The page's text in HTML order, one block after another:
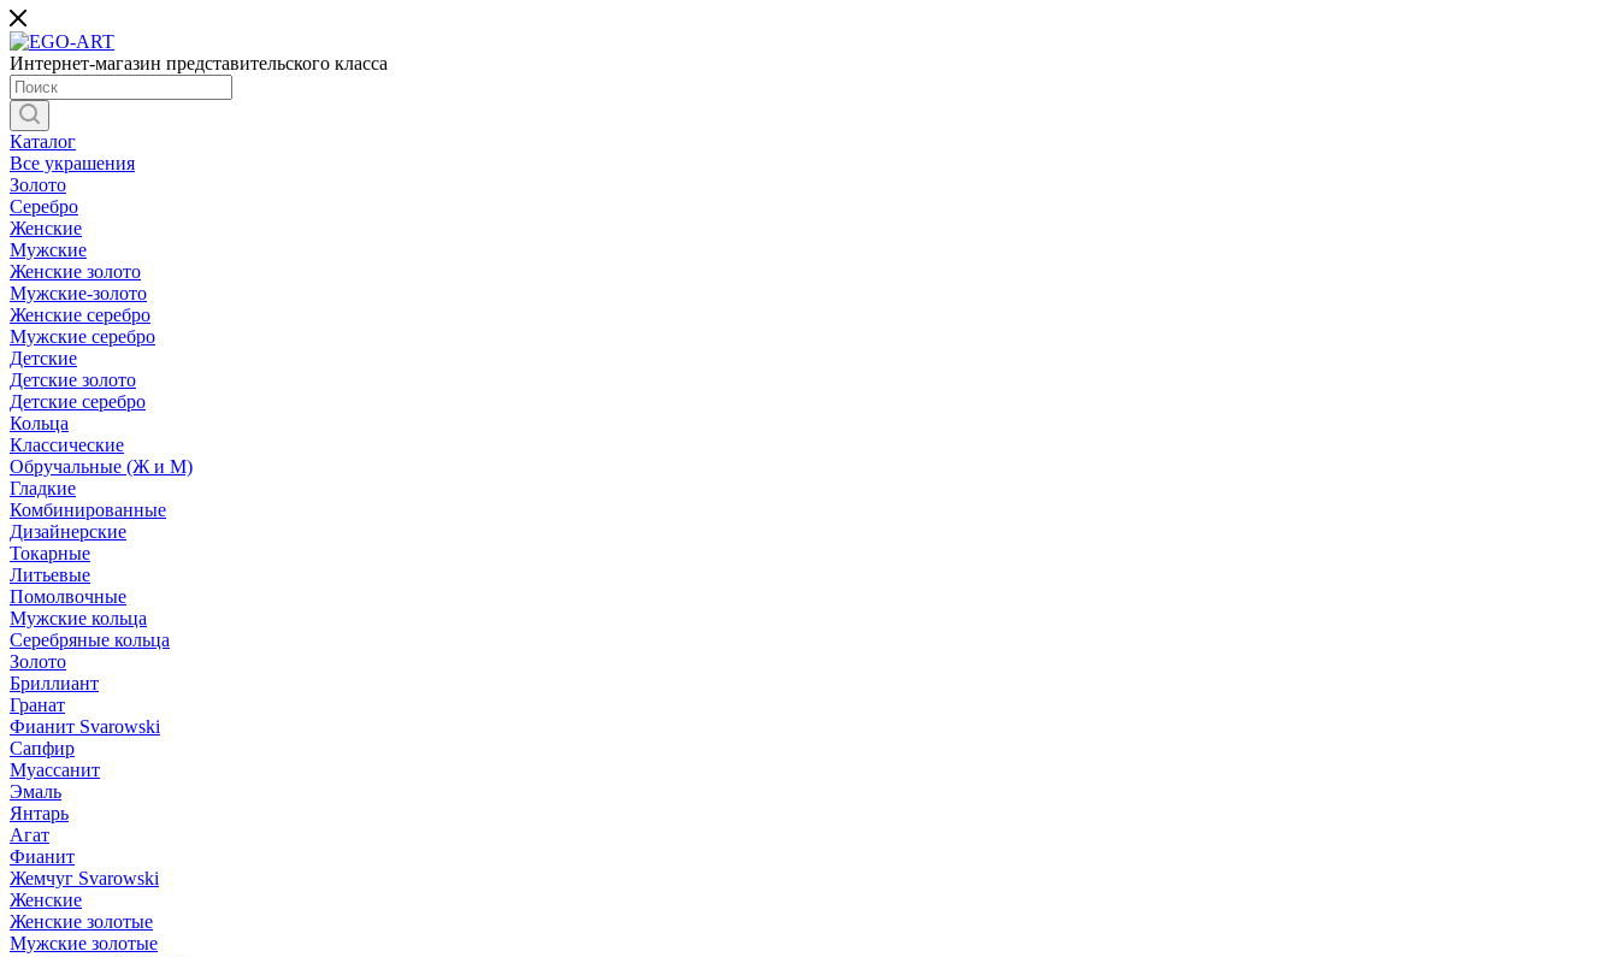
Интернет-магазин представительского класса
Каталог
Все украшения
Золото
Серебро
Женские
Мужские
Женские золото
Мужские-золото
Женские серебро
Мужские серебро
Детские
Детские золото
Детские серебро
Кольца
Классические
Обручальные (Ж и М)
Гладкие
Комбинированные
Дизайнерские
Токарные
Литьевые
Помолвочные
Мужские кольца
Серебряные кольца
Золото
Бриллиант
Гранат
Фианит Svarowski
Сапфир
Муассанит
Эмаль
Янтарь
Агат
Фианит
Жемчуг Svarowski
Женские
Женские золотые
Мужские золотые